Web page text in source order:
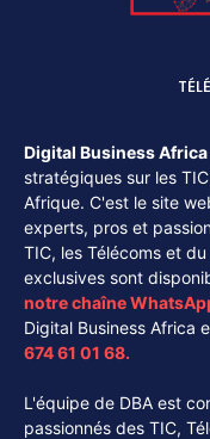
Digital Business Africa
stratégiques sur les
Afrique. C'est le site
experts, pros et
TIC, les Télécoms et
exclusives sont
notre chaîne
Digital Business Africa
674 61 01 68.
L'équipe de DBA est
passionnés des TIC,